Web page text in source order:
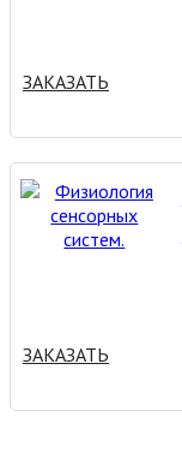
ЗАКАЗАТЬ
ЗАКАЗАТЬ